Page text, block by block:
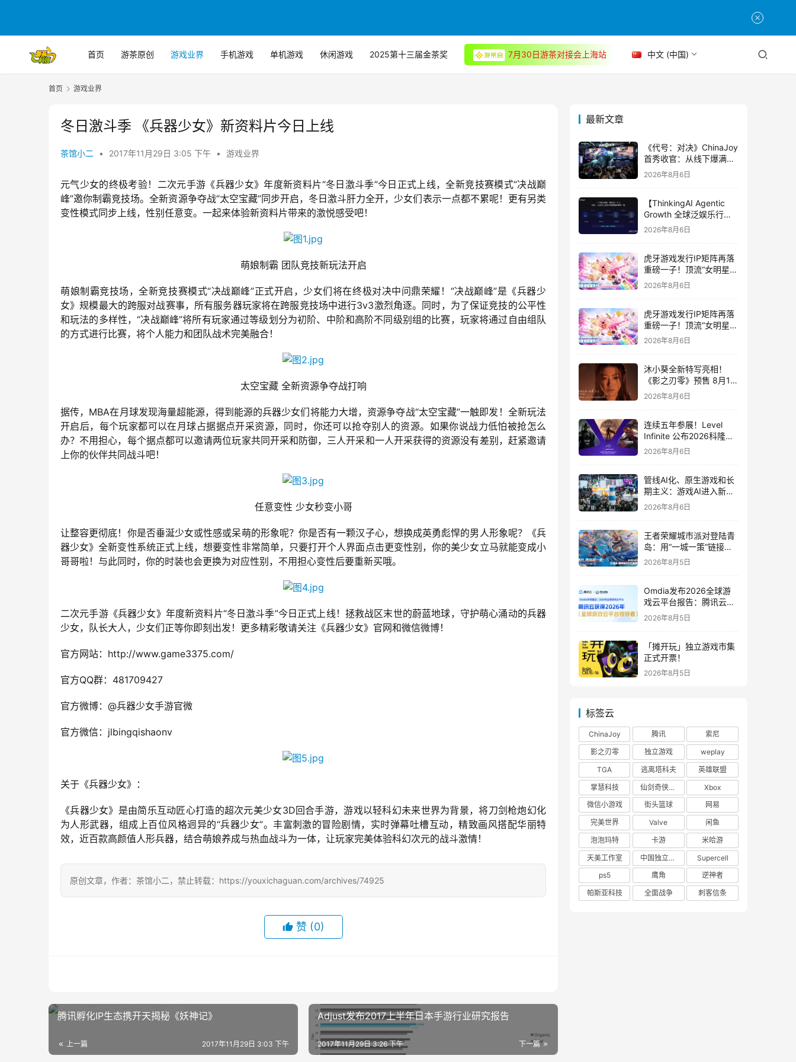
首页 游茶原创 游戏业界 手机游戏 单机游戏 休闲游戏 2025第十三届金茶奖 7月30日游茶对接会上海站 中文 (中国)
首页 游戏业界
冬日激斗季 《兵器少女》新资料片今日上线
茶馆小二 • 2017年11月29日 3:05 下午 • 游戏业界
元气少女的终极考验！二次元手游《兵器少女》年度新资料片“冬日激斗季”今日正式上线，全新竞技赛模式“决战巅
峰”邀你制霸竞技场。全新资源争夺战“太空宝藏”同步开启，冬日激斗肝力全开，少女们表示一点都不累呢！更有另类
变性模式同步上线，性别任意变。一起来体验新资料片带来的激悦感受吧！
萌娘制霸 团队竞技新玩法开启
萌娘制霸竞技场，全新竞技赛模式“决战巅峰”正式开启，少女们将在终极对决中问鼎荣耀！“决战巅峰”是《兵器少
女》规模最大的跨服对战赛事，所有服务器玩家将在跨服竞技场中进行3v3激烈角逐。同时，为了保证竞技的公平性
和玩法的多样性，“决战巅峰”将所有玩家通过等级划分为初阶、中阶和高阶不同级别组的比赛，玩家将通过自由组队
的方式进行比赛，将个人能力和团队战术完美融合！
太空宝藏 全新资源争夺战打响
据传，MBA在月球发现海量超能源，得到能源的兵器少女们将能力大增，资源争夺战“太空宝藏”一触即发！全新玩法
开启后，每个玩家都可以在月球占据据点开采资源，同时，你还可以抢夺别人的资源。如果你说战力低怕被抢怎么
办？不用担心，每个据点都可以邀请两位玩家共同开采和防御，三人开采和一人开采获得的资源没有差别，赶紧邀请
上你的伙伴共同战斗吧！
任意变性 少女秒变小哥
让整容更彻底！你是否垂涎少女或性感或呆萌的形象呢？你是否有一颗汉子心，想换成英勇彪悍的男人形象呢？《兵
器少女》全新变性系统正式上线，想要变性非常简单，只要打开个人界面点击更变性别，你的美少女立马就能变成小
哥哥啦！与此同时，你的时装也会更换为对应性别，不用担心变性后要重新买哦。
二次元手游《兵器少女》年度新资料片“冬日激斗季”今日正式上线！拯救战区末世的蔚蓝地球，守护萌心涌动的兵器
少女，队长大人，少女们正等你即刻出发！更多精彩敬请关注《兵器少女》官网和微信微博！
官方网站：http://www.game3375.com/
官方QQ群：481709427
官方微博：@兵器少女手游官微
官方微信：jlbingqishaonv
关于《兵器少女》：
《兵器少女》是由简乐互动匠心打造的超次元美少女3D回合手游，游戏以轻科幻未来世界为背景，将刀剑枪炮幻化
为人形武器，组成上百位风格迥异的“兵器少女”。丰富刺激的冒险剧情，实时弹幕吐槽互动，精致画风搭配华丽特
效，近百款高颜值人形兵器，结合萌娘养成与热血战斗为一体，让玩家完美体验科幻次元的战斗激情！
原创文章，作者：茶馆小二，禁止转载：https://youxichaguan.com/archives/74925
赞 (0)
腾讯孵化IP生态携开天揭秘《妖神记》
上一篇 2017年11月29日 3:03 下午
Adjust发布2017上半年日本手游行业研究报告
下一篇
2017年11月29日 3:26 下午
最新文章
《代号：对决》ChinaJoy
首秀收官：从线下爆满看
见玩家的真实期待
2026年8月6日
【ThinkingAI Agentic
Growth 全球泛娱乐行业
峰会】Agent 时代，人到
2026年8月6日
虎牙游戏发行IP矩阵再落
重磅一子！顶流“女明星”
ZANMANG LOOPY 正版
3D消除手游《消消奇遇》
2026年8月6日
虎牙游戏发行IP矩阵再落
重磅一子！顶流“女明星”
ZANMANG LOOPY 正版
2026年8月6日
沐小葵全新特写亮相！
《影之刃零》预售 8月12
日开启
2026年8月6日
连续五年参展！Level
Infinite 公布2026科隆游
戏展产品阵容
2026年8月6日
管线AI化、原生游戏和长
期主义：游戏AI进入新共
识时代
2026年8月6日
王者荣耀城市派对登陆青
岛：用“一城一策”链接海
洋场景，以双向奔赴带动
2026年8月5日
Omdia发布2026全球游
戏云平台报告：腾讯云连
续两年入选“领导者”象限
2026年8月5日
「摊开玩」独立游戏市集
正式开票！
2026年8月5日
标签云
ChinaJoy 腾讯
索尼
影之刃零
独立游戏
weplay
TGA
逃离塔科夫
英雄联盟
掌慧科技
仙剑奇侠传四
Xbox
微信小游戏
街头篮球
网易
完美世界
Valve
闲鱼
泡泡玛特
卡游
米哈游
天美工作室
中国独立游戏联盟
Supercell
ps5
鹰角
逆神者
帕斯亚科技
全面战争 刺客信条